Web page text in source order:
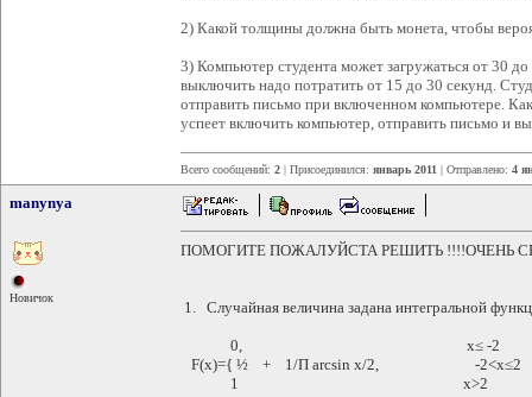
2) Какой толщины должна быть монета, чтобы
3) Компьютер студента может загружаться от 30
выключить надо потратить от 15 до 30 секунд.
отправить письмо при включенном компьютере.
успеет включить компьютер, отправить письмо и
Всего сообщений: 2 | Присоединился: январь 2011 | Отправлено: 4
manynya
Новичок
ПОМОГИТЕ ПОЖАЛУЙСТА РЕШИТЬ !!!!ОЧЕНЬ
1. Случайная величина задана интегральной
0, х≤ -2
F(x)={ ½ + 1/П arcsin х/2, -
1 x>2